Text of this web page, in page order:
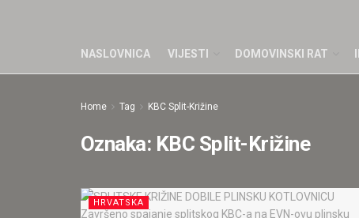
NASLOVNICA VIJESTI DOMOVINSKI RAT
Home Tag KBC Split-Križine
Oznaka: KBC Split-Križine
HRVATSKA